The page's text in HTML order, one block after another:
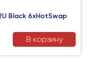
Black 6xHotSwap
В корзину